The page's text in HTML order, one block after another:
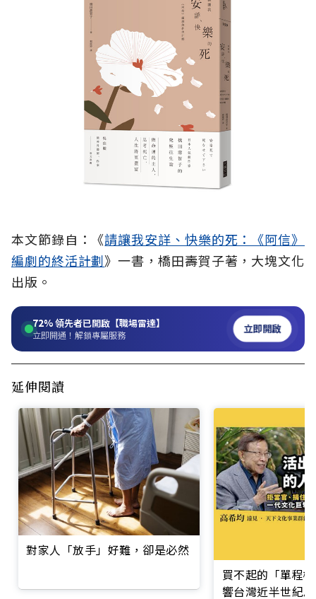
本文節錄自：《請讓我安詳、快樂的死：《阿信》
編劇的終活計劃》一書，橋田壽賀子著，大塊文化
出版。
72%領先者已開啟【職場雷達】
立即開通！解鎖專屬服務 立即開啟
延伸閱讀
對家人「放手」好難，卻是必然
買不起的「單程
響台灣近半世紀